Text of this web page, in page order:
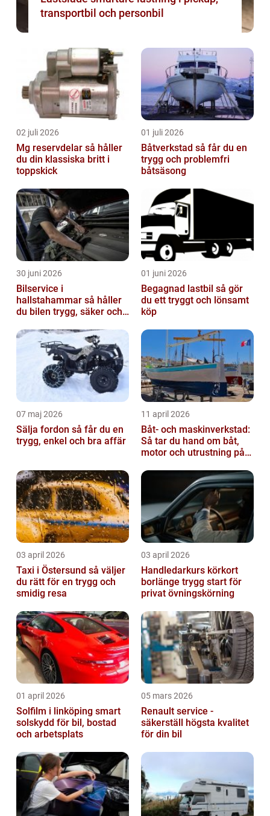
transportbil och personbil
02 juli 2026
Mg reservdelar så håller
du din klassiska britt i
toppskick
01 juli 2026
Båtverkstad så får du en
trygg och problemfri
båtsäsong
30 juni 2026
Bilservice i
hallstahammar så håller
du bilen trygg, säker och
01 juni 2026
Begagnad lastbil så gör
du ett tryggt och lönsamt
köp
07 maj 2026
Sälja fordon så får du en
trygg, enkel och bra affär
11 april 2026
Båt- och maskinverkstad:
Så tar du hand om båt,
motor och utrustning på
03 april 2026
Taxi i Östersund så väljer
du rätt för en trygg och
smidig resa
03 april 2026
Handledarkurs körkort
borlänge trygg start för
privat övningskörning
01 april 2026
Solfilm i linköping smart
solskydd för bil, bostad
och arbetsplats
05 mars 2026
Renault service -
säkerställ högsta kvalitet
för din bil